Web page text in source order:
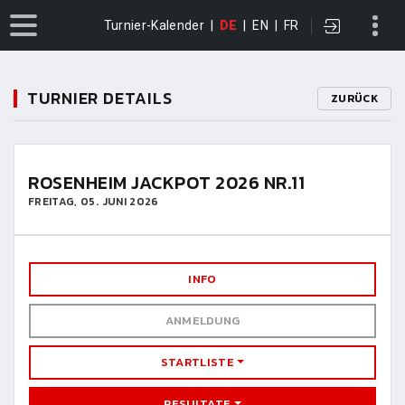
Turnier-Kalender DE EN FR
TURNIER DETAILS ZURÜCK
ROSENHEIM JACKPOT 2026 NR.11
FREITAG, 05. JUNI 2026
INFO
ANMELDUNG
STARTLISTE